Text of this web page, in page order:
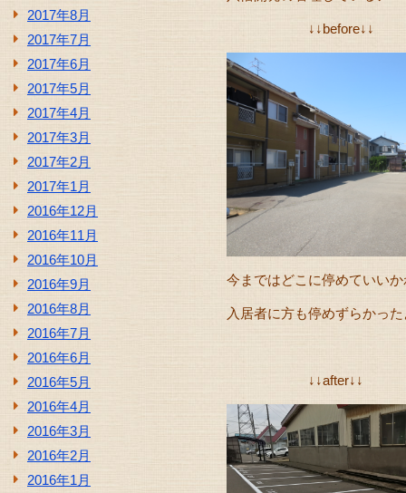
2017年8月
2017年7月
2017年6月
2017年5月
2017年4月
2017年3月
2017年2月
2017年1月
2016年12月
2016年11月
2016年10月
2016年9月
2016年8月
2016年7月
2016年6月
2016年5月
2016年4月
2016年3月
2016年2月
2016年1月
↓↓before↓↓
今まではどこに停めていい
入居者に方も停めずらかっ
↓↓after↓↓